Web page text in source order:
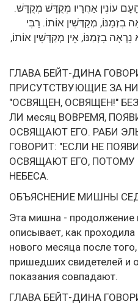
עוֹנִין אַחֲרָיו מְקֻדָּשׁ מְקֻדָּשׁ.
בִזְמַנּוֹ, מְקַדְּשִׁין אוֹתוֹ. רַבִּי
בִזְמַנּוֹ, אֵין מְקַדְּשִׁין אוֹתוֹ,
ГЛАВА БЕЙТ-ДИНА
ПРИСУТСТВУЮЩИЕ ЗА
"ОСВЯЩЕН, ОСВЯЩЕН!"
ЛИ месяц ВОВРЕМЯ,
ОСВЯЩАЮТ ЕГО. РАБИ
ГОВОРИТ: "ЕСЛИ НЕ
ОСВЯЩАЮТ ЕГО, ПОТОМУ
НЕБЕСА.
ОБЪЯСНЕНИЕ МИШНЫ
Эта мишна -
описывает, как
нового месяца после
пришедших свидетелей и
показания совпадают.
ГЛАВА БЕЙТ-ДИНА